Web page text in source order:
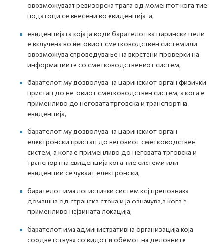
овозможуваат ревизорска трага од моментот кога тие
податоци се внесени во евиденцијата,
евиденцијата која ја води барателот за царински цели
е вклучена во неговиот сметководствен систем или
овозможува спроведување на вкрстени проверки на
информациите со сметководствениот систем,
барателот му дозволува на царинскиот орган физички
пристап до неговиот сметководствен систем, а кога е
применливо до неговата трговска и транспортна
евиденција,
барателот му дозволува на царинскиот орган
електронски пристап до неговиот сметководствен
систем, а кога е применливо до неговата трговска и
транспортна евиденција кога тие системи или
евиденции се чуваат електронски,
барателот има логистички систем кој препознава
домашна од странска стока и ја означува,а кога е
применливо нејзината локација,
барателот има административна организација која
соодветствува со видот и обемот на деловните